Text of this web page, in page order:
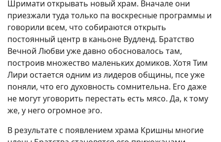
Шримати открывать новый храм. Вначале они
приезжали туда только па воскресные программы и
говорили всем, что собираются открыть
постоянный центр в каньоне Вудленд. Братство
Вечной Любви уже давно обосновалось там,
построив множество маленьких домиков. Хотя Тим
Лири остается одним из лидеров общины, псе уже
поняли, что его духовность сомнительна. Его даже
не могут уговорить перестать есть мясо. Да, к тому
же, у него огромное эго.
В результате с появлением храма Кришны многие